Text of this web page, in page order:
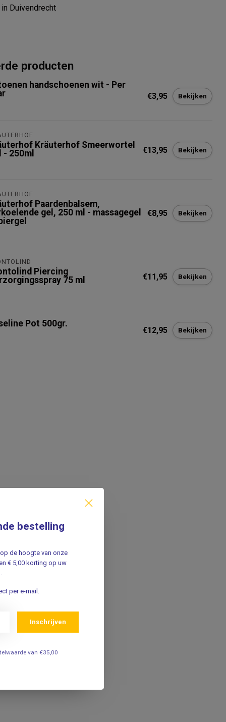
in Duivendrecht
producten
handschoenen wit - Per
€3,95 Bekijken
Kräuterhof Smeerwortel
- 250ml
€13,95 Bekijken
Paardenbalsem,
gel, 250 ml - massagegel
€8,95 Bekijken
Piercing
75 ml
€11,95 Bekijken
Pot 500gr.
€12,95 Bekijken
bestelling
de hoogte van onze
€ 5,00 korting op uw
per e-mail.
Inschrijven
van €35,00